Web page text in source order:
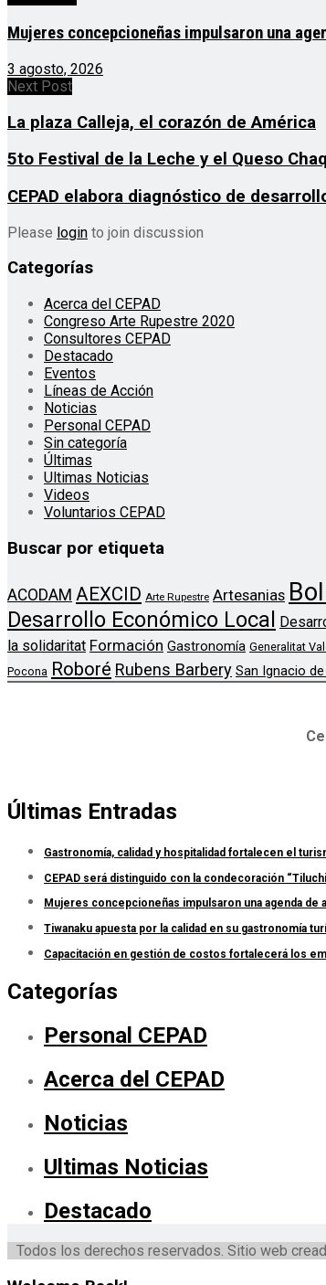
Mujeres concepcioneñas impulsaron una
3 agosto, 2026
Next Post
La plaza Calleja, el corazón de América
5to Festival de la Leche y el Queso
CEPAD elabora diagnóstico de
Please login to join discussion
Categorías
Acerca del CEPAD
Congreso Arte Rupestre 2020
Consultores CEPAD
Destacado
Eventos
Líneas de Acción
Noticias
Personal CEPAD
Sin categoría
Últimas
Ultimas Noticias
Videos
Voluntarios CEPAD
Buscar por etiqueta
ACODAM AEXCID Arte Rupestre Artesanias
Desarrollo Económico Local
la solidaritat Formación Gastronomía Generalitat
Pocona Roboré Rubens Barbery San Ignacio
Últimas Entradas
Gastronomía, calidad y hospitalidad fortalecen el
CEPAD será distinguido con la condecoración
Mujeres concepcioneñas impulsaron una agenda
Tiwanaku apuesta por la calidad en su gastronomía
Capacitación en gestión de costos fortalecerá los
Categorías
Personal CEPAD
Acerca del CEPAD
Noticias
Ultimas Noticias
Destacado
Todos los derechos reservados. Sitio web